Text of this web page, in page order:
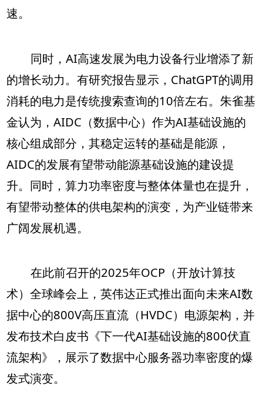
速。
同时，AI高速发展为电力设备行业增添了新
的增长动力。有研究报告显示，ChatGPT的调用
消耗的电力是传统搜索查询的10倍左右。朱雀基
金认为，AIDC（数据中心）作为AI基础设施的
核心组成部分，其稳定运转的基础是能源，
AIDC的发展有望带动能源基础设施的建设提
升。同时，算力功率密度与整体体量也在提升，
有望带动整体的供电架构的演变，为产业链带来
广阔发展机遇。
在此前召开的2025年OCP（开放计算技
术）全球峰会上，英伟达正式推出面向未来AI数
据中心的800V高压直流（HVDC）电源架构，并
发布技术白皮书《下一代AI基础设施的800伏直
流架构》，展示了数据中心服务器功率密度的爆
发式演变。